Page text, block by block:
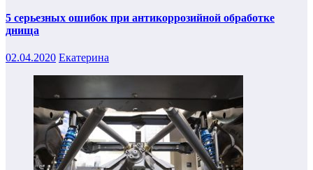
5 серьезных ошибок при антикоррозийной обработке
днища
02.04.2020 Екатерина